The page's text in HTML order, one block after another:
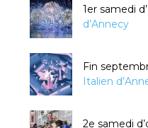
1er samedi
d’Annecy
Fin
Italien
2e samedi